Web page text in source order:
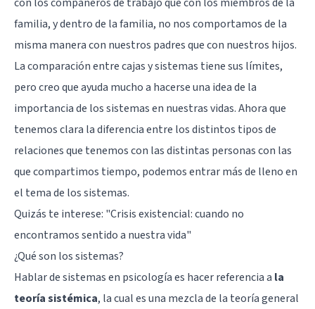
familia, y dentro de la familia, no nos comportamos de la
misma manera con nuestros padres que con nuestros hijos.
La comparación entre cajas y sistemas tiene sus límites,
pero creo que ayuda mucho a hacerse una idea de la
importancia de los sistemas en nuestras vidas. Ahora que
tenemos clara la diferencia entre los distintos tipos de
relaciones que tenemos con las distintas personas con las
que compartimos tiempo, podemos entrar más de lleno en
el tema de los sistemas.
Quizás te interese: "Crisis existencial: cuando no
encontramos sentido a nuestra vida"
¿Qué son los sistemas?
Hablar de sistemas en psicología es hacer referencia a la
teoría sistémica, la cual es una mezcla de la teoría general